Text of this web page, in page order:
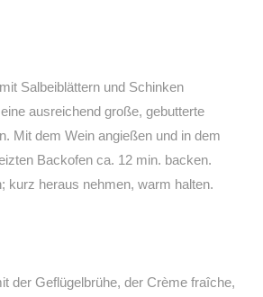
Salbeiblättern und Schinken
ausreichend große, gebutterte
Mit dem Wein angießen und in dem
Backofen ca. 12 min. backen.
kurz heraus nehmen, warm halten.
der Geflügelbrühe, der Crème fraîche,